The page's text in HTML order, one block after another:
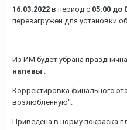
16.03.2022 в период с 05:00 до
перезагружен для установки
Из ИМ будет убрана
напевы .
Корректировка финального
возлюбленную".
Приведена в норму покраска